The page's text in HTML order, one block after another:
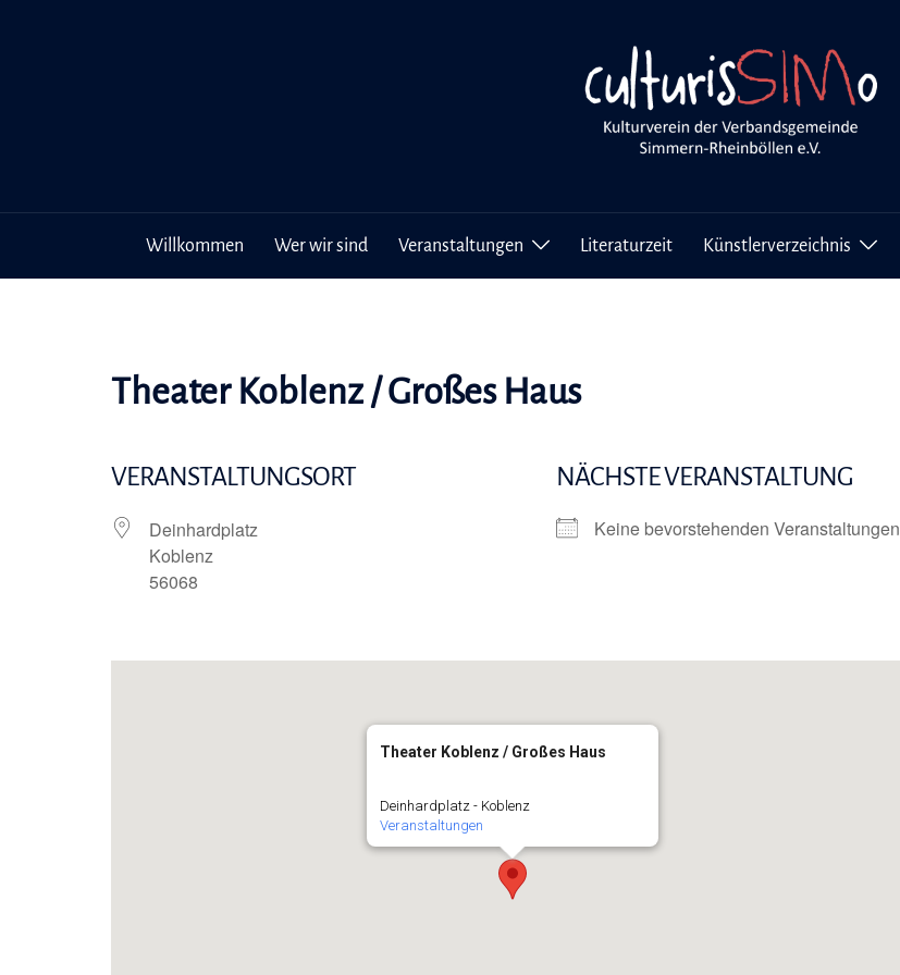
Willkommen Wer wir sind Veranstaltungen Literaturzeit Künstlerverzeichnis
Theater Koblenz / Großes Haus
VERANSTALTUNGSORT
Deinhardplatz
Koblenz
56068
NÄCHSTE VERANSTALTUNG
Keine bevorstehenden Veranstaltungen
Theater Koblenz / Großes Haus
Deinhardplatz - Koblenz
Veranstaltungen